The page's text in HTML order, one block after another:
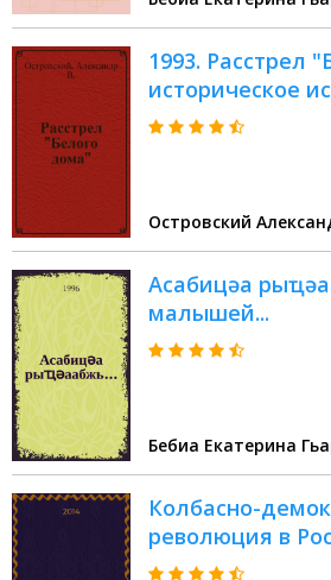
1993. Расстрел
историческое
Островский
Асабицәа
малышей...
Бебиа Екатерина
Колбасно-
революция в